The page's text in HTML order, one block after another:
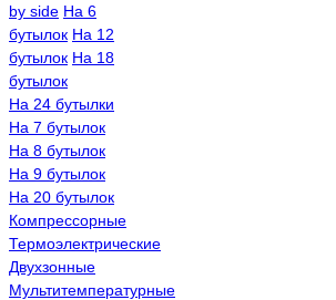
by side На 6
бутылок На 12
бутылок На 18
бутылок
На 24 бутылки
На 7 бутылок
На 8 бутылок
На 9 бутылок
На 20 бутылок
Компрессорные
Термоэлектрические
Двухзонные
Мультитемпературные